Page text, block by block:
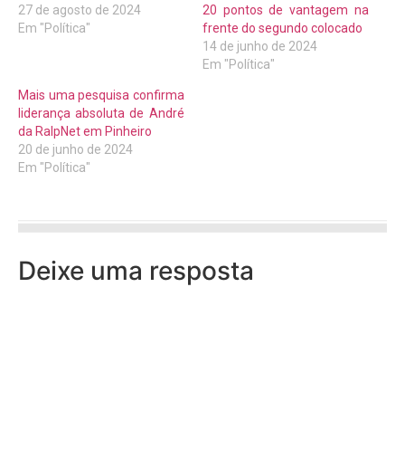
27 de agosto de 2024
Em "Política"
20 pontos de vantagem na
frente do segundo colocado
14 de junho de 2024
Em "Política"
Mais uma pesquisa confirma
liderança absoluta de André
da RalpNet em Pinheiro
20 de junho de 2024
Em "Política"
Deixe uma resposta